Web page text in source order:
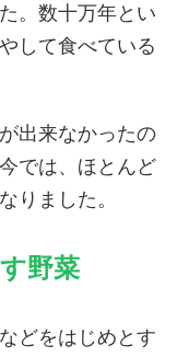
。数十万年とい
して食べている
出来なかったの
では、ほとんど
りました。
野菜
どをはじめとす